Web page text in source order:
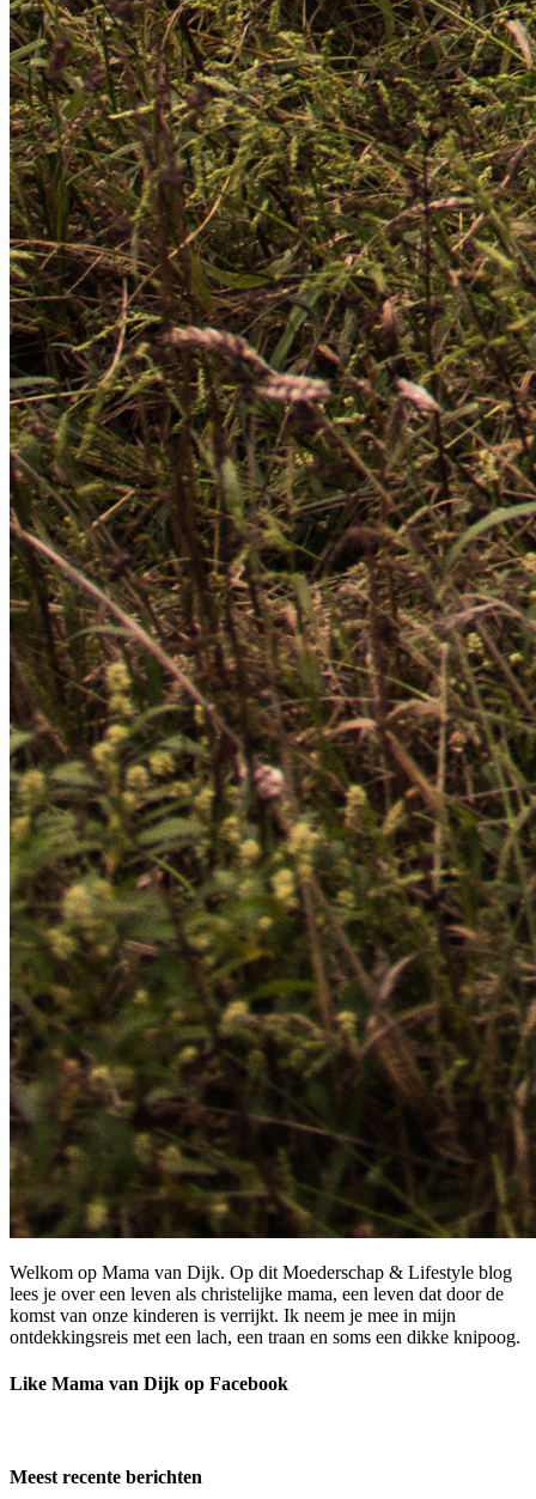
Welkom op Mama van Dijk. Op dit Moederschap & Lifestyle blog
lees je over een leven als christelijke mama, een leven dat door de
komst van onze kinderen is verrijkt. Ik neem je mee in mijn
ontdekkingsreis met een lach, een traan en soms een dikke knipoog.
Like Mama van Dijk op Facebook
Meest recente berichten